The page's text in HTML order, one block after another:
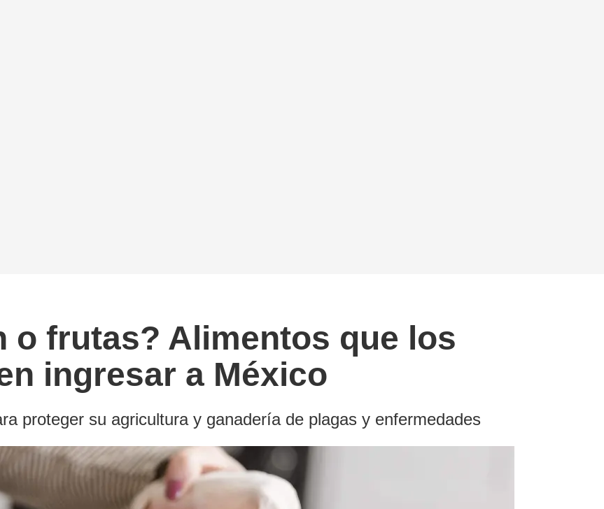
o frutas? Alimentos que los
ingresar a México
proteger su agricultura y ganadería de plagas y enfermedades